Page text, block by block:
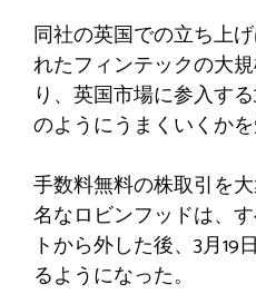
同社の英国での立ち上
れたフィンテックの大
り、英国市場に参入す
のようにうまくいくか
手数料無料の株取引を
名なロビンフッドは、
トから外した後、3月19
るようになった。